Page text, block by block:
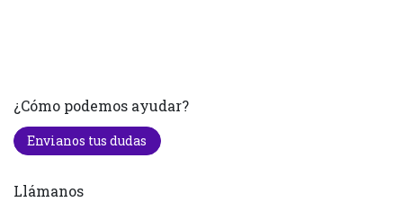
¿Cómo podemos ayudar?
Envianos tus dudas
Llámanos